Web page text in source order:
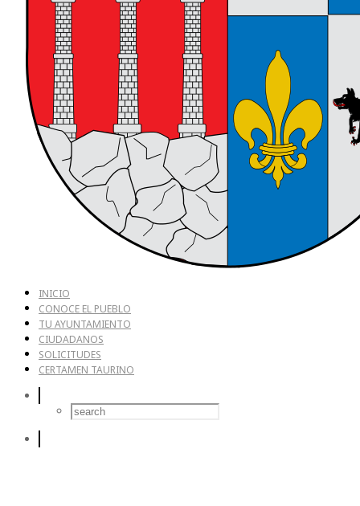
INICIO
CONOCE EL PUEBLO
TU AYUNTAMIENTO
CIUDADANOS
SOLICITUDES
CERTAMEN TAURINO